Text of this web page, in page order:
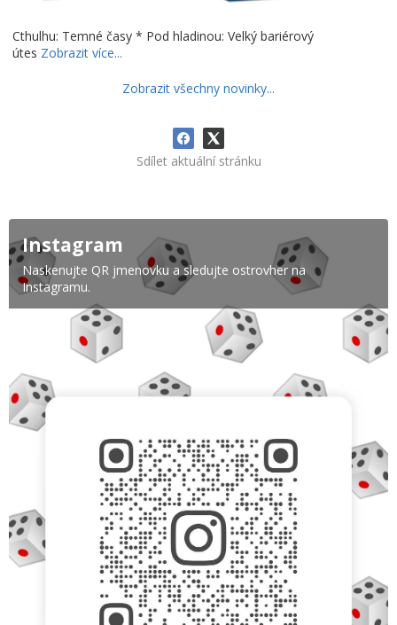
Cthulhu: Temné časy * Pod hladinou: Velký bariérový
útes Zobrazit více...
Zobrazit všechny novinky...
Sdílet aktuální stránku
Instagram
Naskenujte QR jmenovku a sledujte ostrovher na
Instagramu.